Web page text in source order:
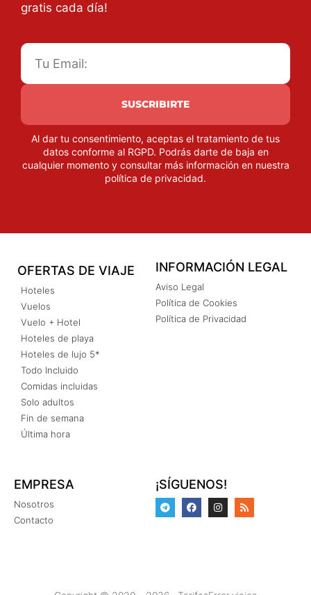
gratis cada día!
SUSCRIBIRTE
Al dar tu consentimiento, aceptas el tratamiento de tus
datos conforme al RGPD. Podrás darte de baja en
cualquier momento y consultar más información en nuestra
política de privacidad.
OFERTAS DE VIAJE
Hoteles
Vuelos
Vuelo + Hotel
Hoteles de playa
Hoteles de lujo 5*
Todo Incluido
Comidas incluidas
Solo adultos
Fin de semana
Última hora
INFORMACIÓN LEGAL
Aviso Legal
Política de Cookies
Política de Privacidad
EMPRESA
Nosotros
Contacto
¡SÍGUENOS!